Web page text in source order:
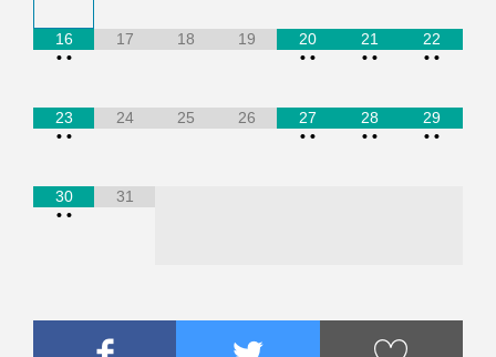
16
• •
17 18 19
20
• •
21
• •
22
• •
23
• •
24 25 26
27
• •
28
• •
29
• •
30
• •
31